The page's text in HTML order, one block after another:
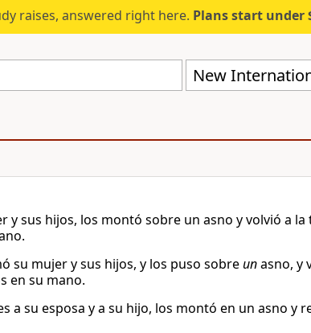
raises, answered right here. Plans start under
New
y sus hijos, los montó sobre un asno y volvió a
su mujer y sus hijos, y los puso sobreunasno, y
en su mano.
a su esposa y a su hijo, los montó en un asno y